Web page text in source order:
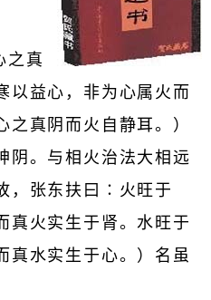
之真
以益心，非为心属火而
之真阴而火自静耳。）
阴。与相火治法大相远
，张东扶曰∶火旺于
真火实生于肾。水旺于
真水实生于心。）名虽